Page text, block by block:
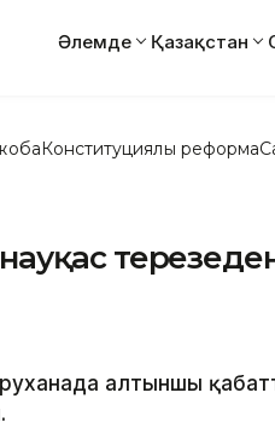
Әлемде Қазақстан
Конституциялық реформа
алтыншы